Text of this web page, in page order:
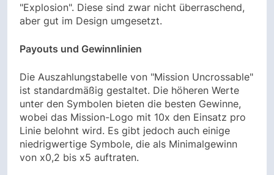
"Explosion". Diese sind zwar nicht überraschend,
aber gut im Design umgesetzt.
Payouts und Gewinnlinien
Die Auszahlungstabelle von "Mission Uncrossable"
ist standardmäßig gestaltet. Die höheren Werte
unter den Symbolen bieten die besten Gewinne,
wobei das Mission-Logo mit 10x den Einsatz pro
Linie belohnt wird. Es gibt jedoch auch einige
niedrigwertige Symbole, die als Minimalgewinn
von x0,2 bis x5 auftraten.